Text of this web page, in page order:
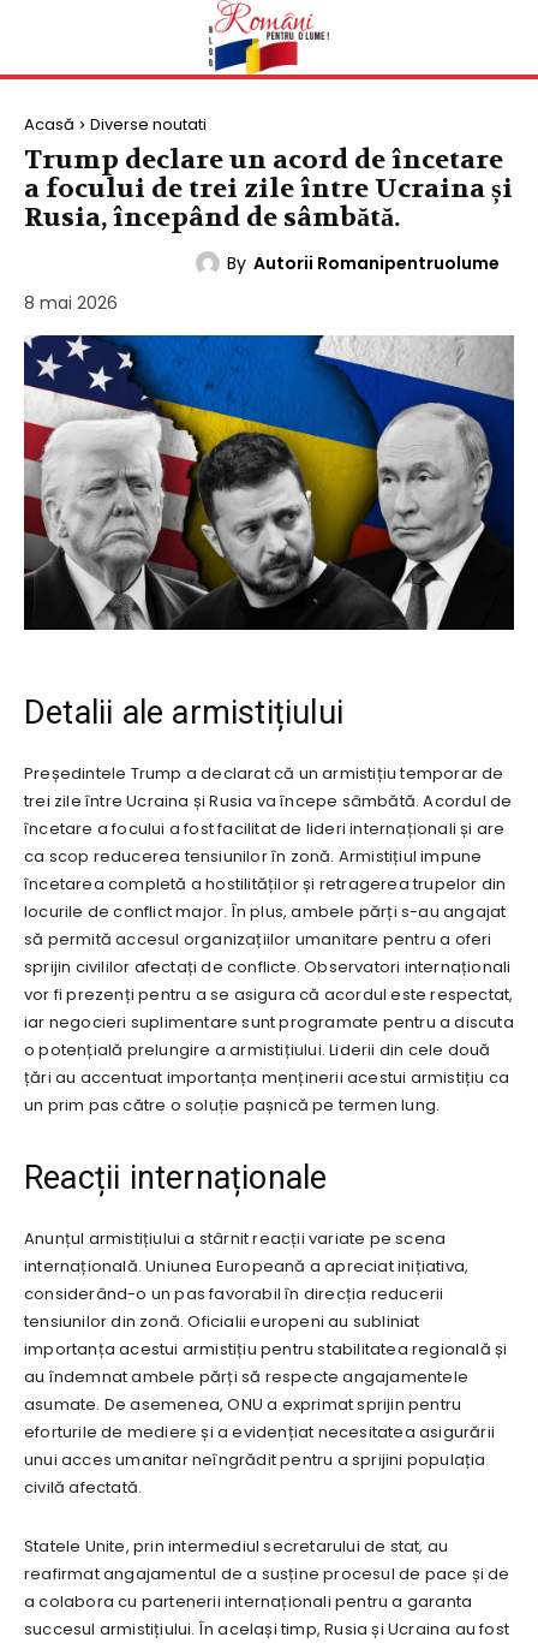
Acasă Diverse noutati
Trump declare un acord de încetare
a focului de trei zile între Ucraina și
Rusia, începând de sâmbătă.
By Autorii Romanipentruolume
8 mai 2026
Detalii ale armistițiului
Președintele Trump a declarat că un armistițiu temporar de
trei zile între Ucraina și Rusia va începe sâmbătă. Acordul de
încetare a focului a fost facilitat de lideri internaționali și are
ca scop reducerea tensiunilor în zonă. Armistițiul impune
încetarea completă a hostilităților și retragerea trupelor din
locurile de conflict major. În plus, ambele părți s-au angajat
să permită accesul organizațiilor umanitare pentru a oferi
sprijin civililor afectați de conflicte. Observatori internaționali
vor fi prezenți pentru a se asigura că acordul este respectat,
iar negocieri suplimentare sunt programate pentru a discuta
o potențială prelungire a armistițiului. Liderii din cele două
țări au accentuat importanța menținerii acestui armistițiu ca
un prim pas către o soluție pașnică pe termen lung.
Reacții internaționale
Anunțul armistițiului a stârnit reacții variate pe scena
internațională. Uniunea Europeană a apreciat inițiativa,
considerând-o un pas favorabil în direcția reducerii
tensiunilor din zonă. Oficialii europeni au subliniat
importanța acestui armistițiu pentru stabilitatea regională și
au îndemnat ambele părți să respecte angajamentele
asumate. De asemenea, ONU a exprimat sprijin pentru
eforturile de mediere și a evidențiat necesitatea asigurării
unui acces umanitar neîngrădit pentru a sprijini populația
civilă afectată.
Statele Unite, prin intermediul secretarului de stat, au
reafirmat angajamentul de a susține procesul de pace și de
a colabora cu partenerii internaționali pentru a garanta
succesul armistițiului. În același timp, Rusia și Ucraina au fost